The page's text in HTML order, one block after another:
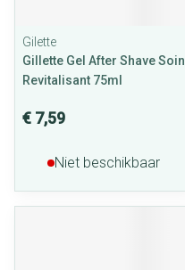
Gilette
Gillette Gel After Shave Soin
Revitalisant 75ml
€ 7,59
Niet beschikbaar